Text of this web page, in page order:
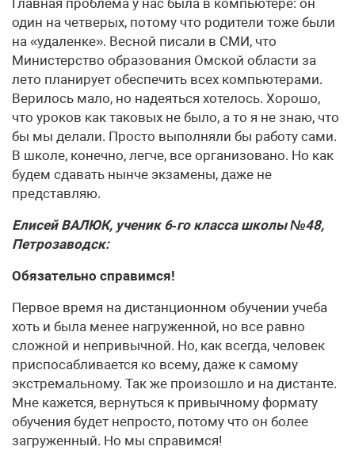
Главная проблема у нас была в компьютере: он
один на четверых, потому что родители тоже были
на «удаленке». Весной писали в СМИ, что
Министерство образования Омской области за
лето планирует обеспечить всех компьютерами.
Верилось мало, но надеяться хотелось. Хорошо,
что уроков как таковых не было, а то я не знаю, что
бы мы делали. Просто выполняли бы работу сами.
В школе, конечно, легче, все организовано. Но как
будем сдавать нынче экзамены, даже не
представляю.
Елисей ВАЛЮК, ученик 6‑го класса школы №48,
Петрозаводск:
Обязательно справимся!
Первое время на дистанционном обучении учеба
хоть и была менее нагруженной, но все равно
сложной и непривычной. Но, как всегда, человек
приспосабливается ко всему, даже к самому
экстремальному. Так же произошло и на дистанте.
Мне кажется, вернуться к привычному формату
обучения будет непросто, потому что он более
загруженный. Но мы справимся!